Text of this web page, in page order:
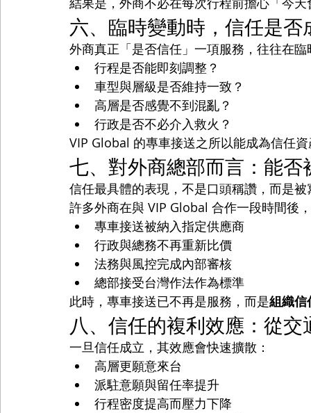
六、臨時變動時，信任是否
外商真正「是否信任」一項服務，往往在
行程是否能即刻調整？
車型與層級是否維持一致？
高層是否感覺不到混亂？
行政是否不必介入救火？
VIP Global 的專車接送之所以能成為信任
七、對外商總部而言：能
信任最具體的表現，不是口頭稱讚，而是
許多外商在與 VIP Global 合作一段時間後
專車接送被納入指定供應商
行政與總務不再重新比價
法務與風控完成內部審核
總部接受台灣作法作為標準
此時，專車接送已不再是服務，而是組織信
八、信任的複利效應：從
一旦信任成立，其效應會快速擴散：
高層更願意來台
派駐意願與留任率提升
行程密度提高而壓力下降